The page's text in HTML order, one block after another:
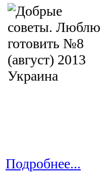
Подробнее...